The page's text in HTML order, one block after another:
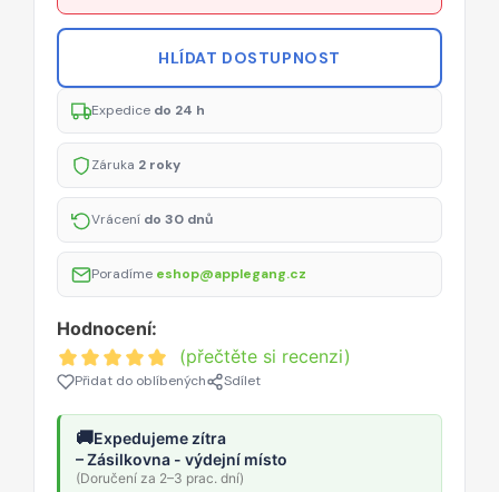
HLÍDAT DOSTUPNOST
Expedice do 24 h
Záruka 2 roky
Vrácení do 30 dnů
Poradíme eshop@applegang.cz
Hodnocení:
(přečtěte si recenzi)
Přidat do oblíbených Sdílet
🚚Expedujeme zítra
– Zásilkovna - výdejní místo
(Doručení za 2–3 prac. dní)